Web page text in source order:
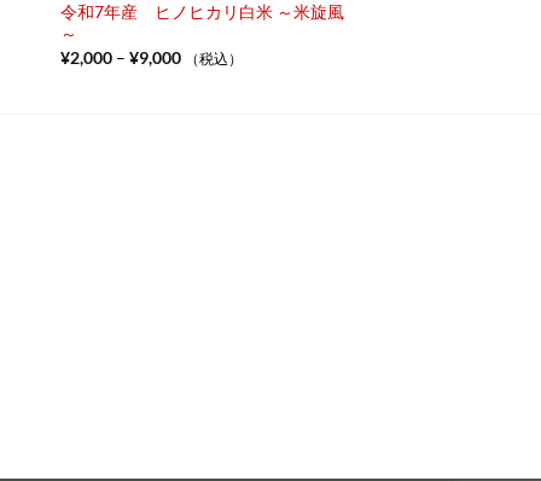
令和7年産 ヒノヒカリ白米 ～米旋風
～
¥2,000 – ¥9,000価
格
（税込）